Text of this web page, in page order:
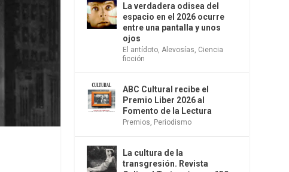
La verdadera odisea del
espacio en el 2026 ocurre
entre una pantalla y unos
ojos
El antídoto Alevosías Ciencia
ficción
ABC Cultural recibe el
Premio Liber 2026 al
Fomento de la Lectura
Premios Periodismo
La cultura de la
transgresión. Revista